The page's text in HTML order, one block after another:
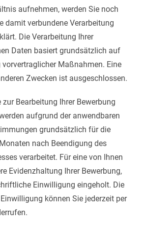
aufnehmen, werden Sie noch
damit verbundene Verarbeitung
Die Verarbeitung Ihrer
Daten basiert grundsätzlich auf
Maßnahmen. Eine
Zwecken ist ausgeschlossen.
zur Bearbeitung Ihrer Bewerbung
aufgrund der anwendbaren
grundsätzlich für die
nach Beendigung des
verarbeitet. Für eine von Ihnen
Evidenzhaltung Ihrer Bewerbung,
Einwilligung eingeholt. Die
können Sie jederzeit per